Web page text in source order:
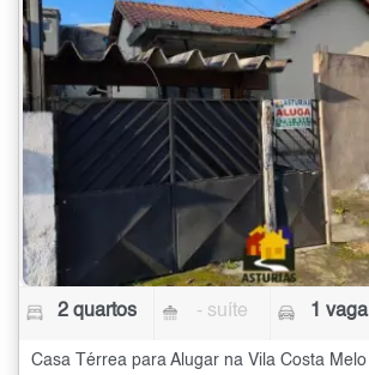
2 quartos - suíte 1 vaga